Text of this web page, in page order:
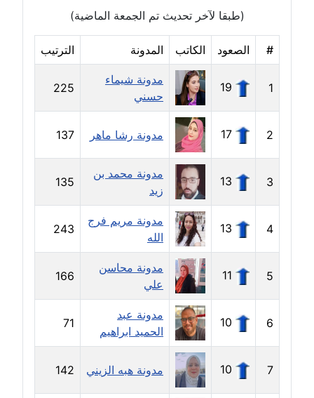
مدونة جاد كريم
عاملة
مدونة جلال الخطيب
عاملة
مدونة جهاد عبد الحميد
عاملة
مدونة جهاد غازي
عاملة
مدونة جواد الحربي
عاملة
مدونة جيهان عفيفي
عاملة
مدونة جيهان عوض
عاملة
مدونة حاتم سلامة
عاملة
(طبقا لآخر تحديث تم الجمعة الماضية)
# الصعود الكاتب المدونة الترتيب
1
19
مدونة شيماء
حسني
225
2
17 مدونة رشا ماهر 137
3
13
مدونة محمد بن
زيد
135
4
13
مدونة مريم فرج
الله
243
5
11
مدونة محاسن
علي
166
6
10
مدونة عبد
الحميد ابراهيم
71
7
10 مدونة هبه الزيني 142